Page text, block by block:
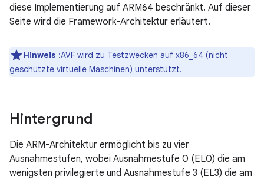
diese Implementierung auf ARM64 beschränkt. Auf dieser
Seite wird die Framework-Architektur erläutert.
Hinweis :AVF wird zu Testzwecken auf x86_64 (nicht
geschützte virtuelle Maschinen) unterstützt.
Hintergrund
Die ARM-Architektur ermöglicht bis zu vier
Ausnahmestufen, wobei Ausnahmestufe 0 (EL0) die am
wenigsten privilegierte und Ausnahmestufe 3 (EL3) die am